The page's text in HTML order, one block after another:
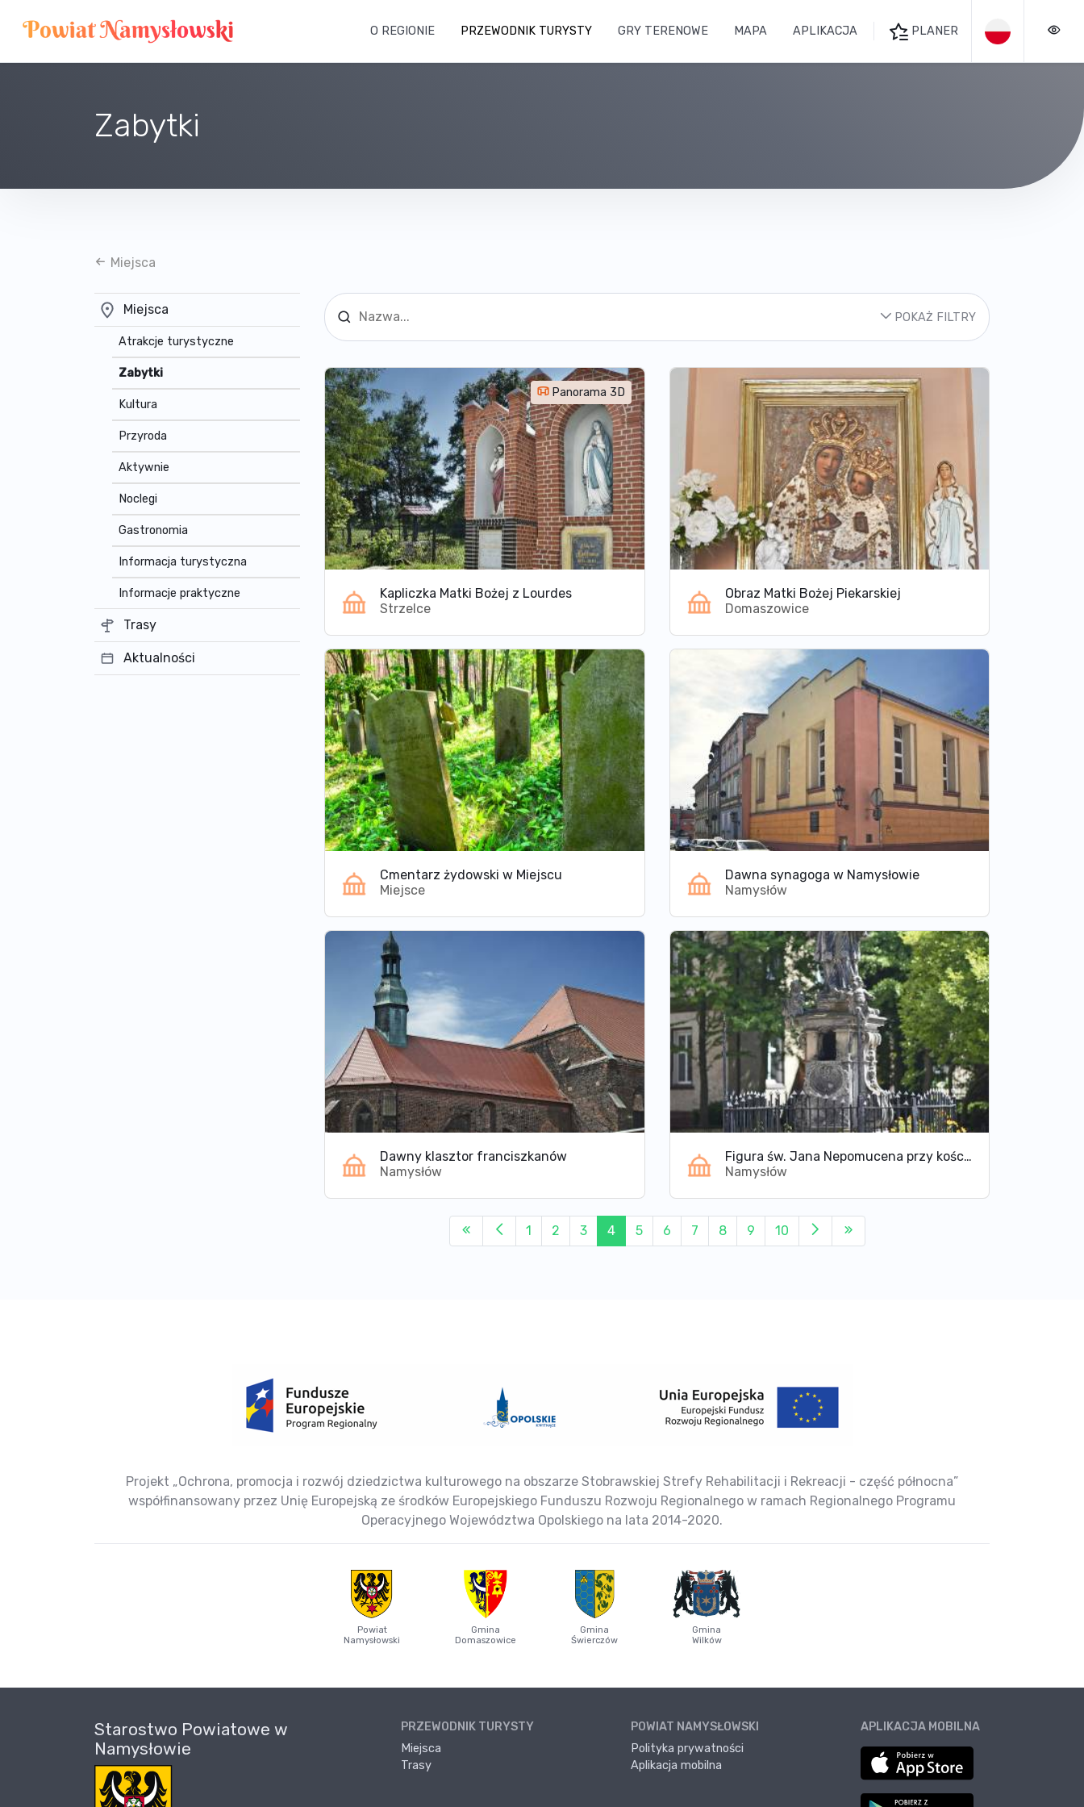
O REGIONIE PRZEWODNIK TURYSTY GRY TERENOWE MAPA APLIKACJA PLANER
Zabytki
Miejsca
POKAŻ FILTRY
Panorama 3D
Kapliczka Matki Bożej z Lourdes
Strzelce
Obraz Matki Bożej Piekarskiej
Domaszowice
Cmentarz żydowski w Miejscu
Miejsce
Dawna synagoga w Namysłowie
Namysłów
Dawny klasztor franciszkanów
Namysłów
Figura św. Jana Nepomucena przy kościele św. św. Piotra i Pawła w Namysłowie
Namysłów
1 2 3 4 5 6 7 8 9 10
Miejsca
Atrakcje turystyczne
Zabytki
Kultura
Przyroda
Aktywnie
Noclegi
Gastronomia
Informacja turystyczna
Informacje praktyczne
Trasy
Aktualności
Projekt „Ochrona, promocja i rozwój dziedzictwa kulturowego na obszarze Stobrawskiej Strefy Rehabilitacji i Rekreacji - część północna”
współfinansowany przez Unię Europejską ze środków Europejskiego Funduszu Rozwoju Regionalnego w ramach Regionalnego Programu
Operacyjnego Województwa Opolskiego na lata 2014-2020.
Powiat
Namysłowski
Gmina
Domaszowice
Gmina
Świerczów
Gmina
Wilków
Starostwo Powiatowe w
Namysłowie
PRZEWODNIK TURYSTY
Miejsca
Trasy
POWIAT NAMYSŁOWSKI
Polityka prywatności
Aplikacja mobilna
APLIKACJA MOBILNA